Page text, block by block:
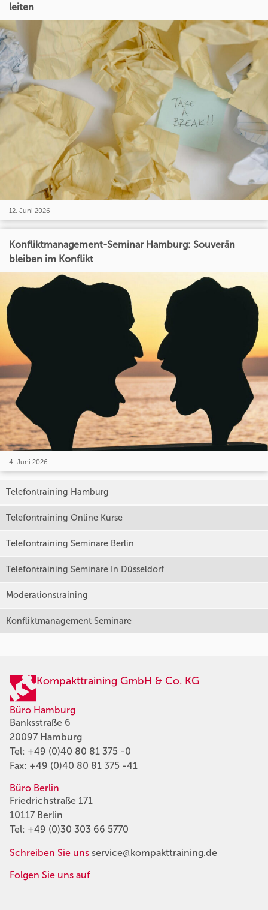
leiten
12. Juni 2026
Konfliktmanagement-Seminar Hamburg: Souverän
bleiben im Konflikt
4. Juni 2026
Telefontraining Hamburg
Telefontraining Online Kurse
Telefontraining Seminare Berlin
Telefontraining Seminare In Düsseldorf
Moderationstraining
Konfliktmanagement Seminare
Kompakttraining GmbH & Co. KG
Büro Hamburg
Banksstraße 6
20097 Hamburg
Tel: +49 (0)40 80 81 375 -0
Fax: +49 (0)40 80 81 375 -41
Büro Berlin
Friedrichstraße 171
10117 Berlin
Tel: +49 (0)30 303 66 5770
Schreiben Sie uns service@kompakttraining.de
Folgen Sie uns auf